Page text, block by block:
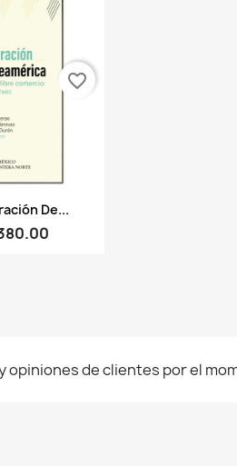
De...
favorite_border
opiniones de clientes por el